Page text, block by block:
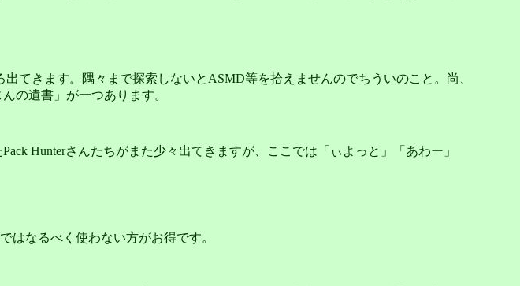
てきます。隅々まで探索しないとASMD等を拾えませんのでちういのこと。尚、
の遺書」が一つあります。
Hunterさんたちがまた少々出てきますが、ここでは「ぃよっと」「あわー」
はなるべく使わない方がお得です。